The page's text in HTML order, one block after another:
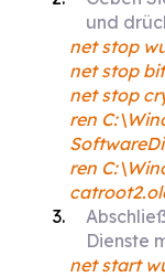
und
net stop
net stop
net stop
ren
ren
Dienste
net start